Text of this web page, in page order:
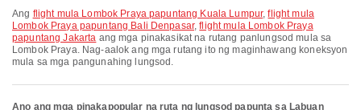
Ang flight mula Lombok Praya papuntang Kuala Lumpur,flight mula
Lombok Praya papuntang Bali Denpasar,flight mula Lombok Praya
papuntang Jakarta ang mga pinakasikat na rutang panlungsod mula sa
Lombok Praya. Nag-aalok ang mga rutang ito ng maginhawang koneksyon
mula sa mga pangunahing lungsod.
Ano ang mga pinakapopular na ruta ng lungsod papunta sa Labuan